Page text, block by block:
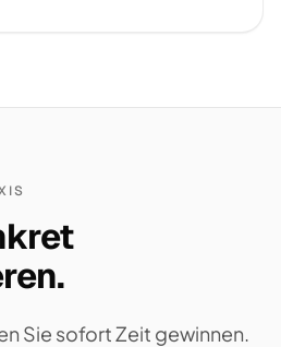
Sie sofort Zeit gewinnen.